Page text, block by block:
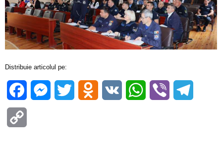
Distribuie articolul pe:
FacebookMessenger
Twitter Odnoklassniki
VK WhatsApp
Viber